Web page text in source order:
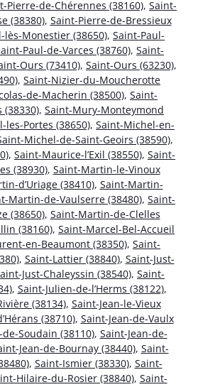
Pierre-de-Chérennes (38160), Saint-
(38380), Saint-Pierre-de-Bressieux
lès-Monestier (38650), Saint-Paul-
Paul-de-Varces (38760), Saint-
Ours (73410), Saint-Ours (63230),
, Saint-Nizier-du-Moucherotte
de-Macherin (38500), Saint-
(38330), Saint-Mury-Monteymond
les-Portes (38650), Saint-Michel-en-
Michel-de-Saint-Geoirs (38590),
, Saint-Maurice-l’Exil (38550), Saint-
(38930), Saint-Martin-le-Vinoux
d’Uriage (38410), Saint-Martin-
Martin-de-Vaulserre (38480), Saint-
(38650), Saint-Martin-de-Clelles
(38160), Saint-Marcel-Bel-Accueil
en-Beaumont (38350), Saint-
, Saint-Lattier (38840), Saint-Just-
Just-Chaleyssin (38540), Saint-
, Saint-Julien-de-l’Herms (38122),
(38134), Saint-Jean-le-Vieux
(38710), Saint-Jean-de-Vaulx
de-Soudain (38110), Saint-Jean-de-
Jean-de-Bournay (38440), Saint-
, Saint-Ismier (38330), Saint-
Hilaire-du-Rosier (38840), Saint-